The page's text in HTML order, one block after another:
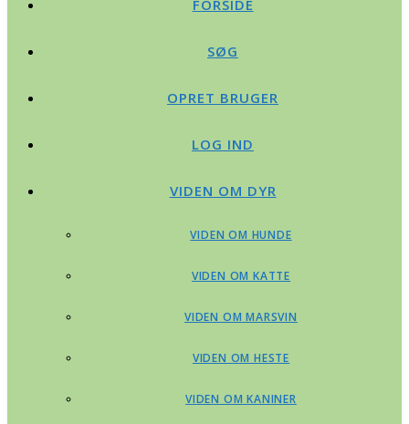
FORSIDE
SØG
OPRET BRUGER
LOG IND
VIDEN OM DYR
VIDEN OM HUNDE
VIDEN OM KATTE
VIDEN OM MARSVIN
VIDEN OM HESTE
VIDEN OM KANINER